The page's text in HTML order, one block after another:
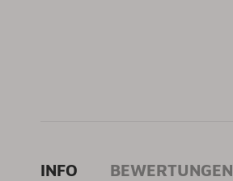
INFO BEWERTUNGEN